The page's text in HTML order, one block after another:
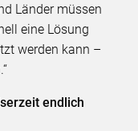
Länder müssen
eine Lösung
werden kann –
endlich